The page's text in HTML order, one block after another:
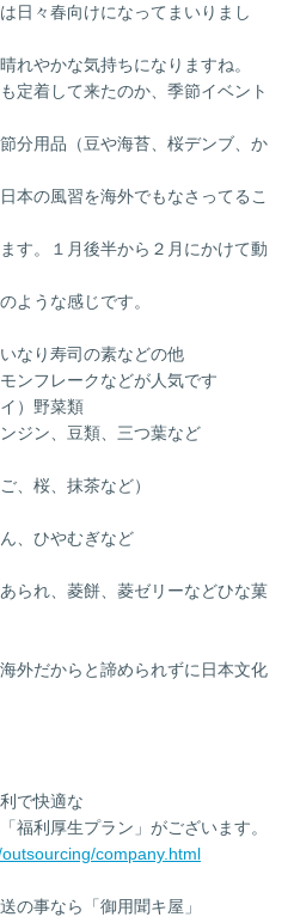
日々春向けになってまいりまし
れやかな気持ちになりますね。
定着して来たのか、季節イベント
分用品（豆や海苔、桜デンブ、か
本の風習を海外でもなさってるこ
す。１月後半から２月にかけて動
ような感じです。
り寿司の素などの他
フレークなどが人気です
）野菜類
ン、豆類、三つ葉など
桜、抹茶など）
、ひやむぎなど
れ、菱餅、菱ゼリーなどひな菓
外だからと諦められずに日本文化
で快適な
福利厚生プラン」がございます。
company.html
の事なら「御用聞キ屋」